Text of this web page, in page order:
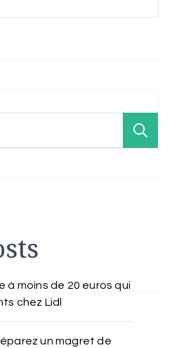
à moins de 20 euros qui
chez Lidl
un magret de